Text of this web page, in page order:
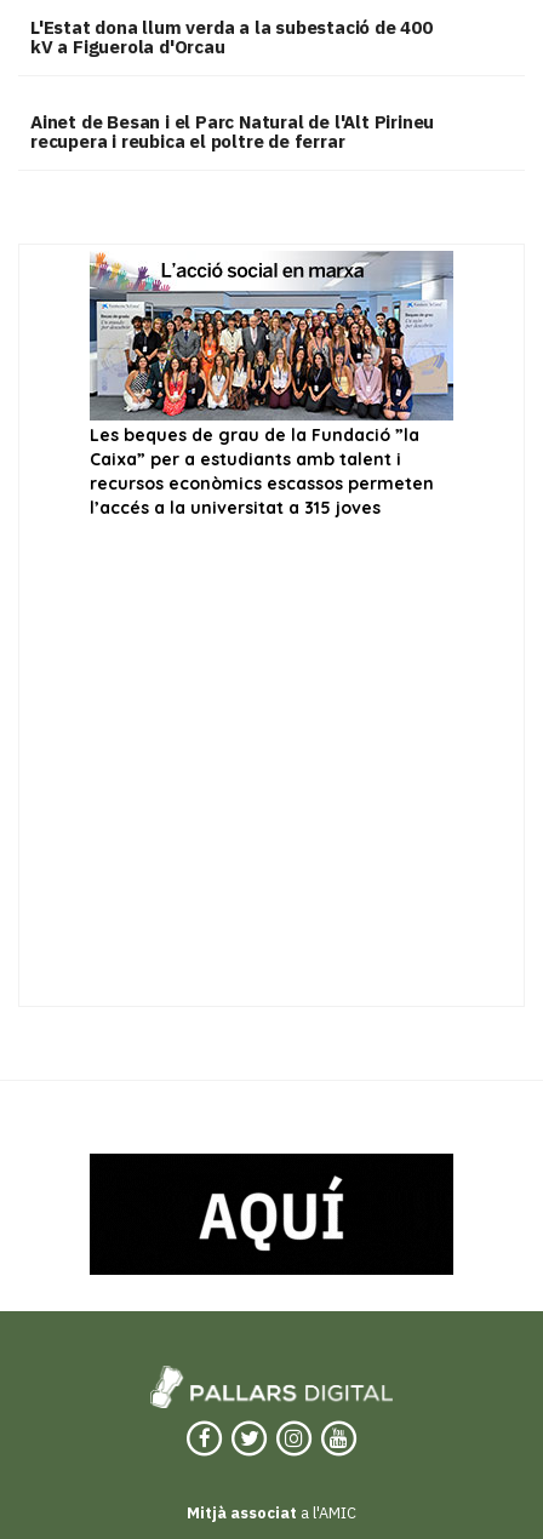
L'Estat dona llum verda a la subestació de 400
kV a Figuerola d'Orcau
Ainet de Besan i el Parc Natural de l'Alt Pirineu
recupera i reubica el poltre de ferrar
Mitjà associat a l'AMIC